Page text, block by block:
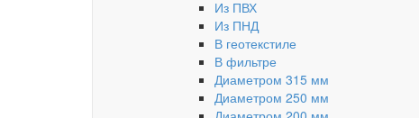
Из ПВХ
Из ПНД
В геотекстиле
В фильтре
Диаметром 315 мм
Диаметром 250 мм